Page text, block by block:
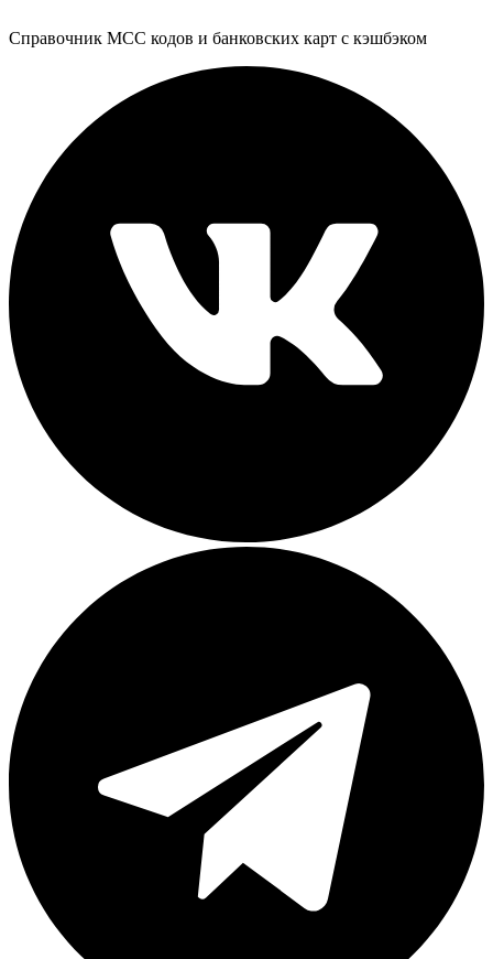
Справочник MCC кодов и банковских карт с кэшбэком